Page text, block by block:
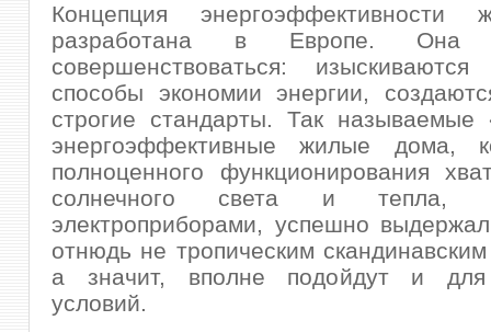
Концепция энергоэффективности
разработана в Европе. Она
совершенствоваться:
способы экономии энергии,
строгие стандарты. Так называемые
энергоэффективные жилые дома,
полноценного функционирования
солнечного света и тепла,
электроприборами, успешно
отнюдь не тропическим
а значит, вполне подойдут и для
условий.